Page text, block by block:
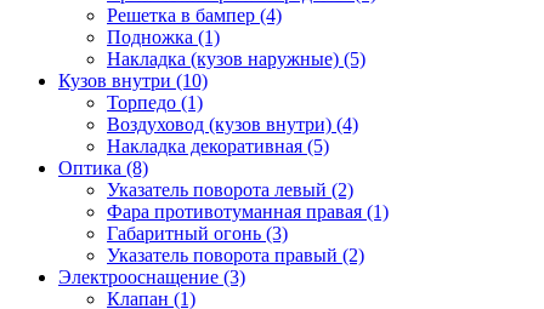
Решетка в бампер (4)
Подножка (1)
Накладка (кузов наружные) (5)
Кузов внутри (10)
Торпедо (1)
Воздуховод (кузов внутри) (4)
Накладка декоративная (5)
Оптика (8)
Указатель поворота левый (2)
Фара противотуманная правая (1)
Габаритный огонь (3)
Указатель поворота правый (2)
Электрооснащение (3)
Клапан (1)